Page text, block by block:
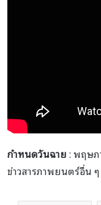
กำหนดวันฉาย: พฤษภ
ข่าวสารภาพยนตร์อื่น ๆ